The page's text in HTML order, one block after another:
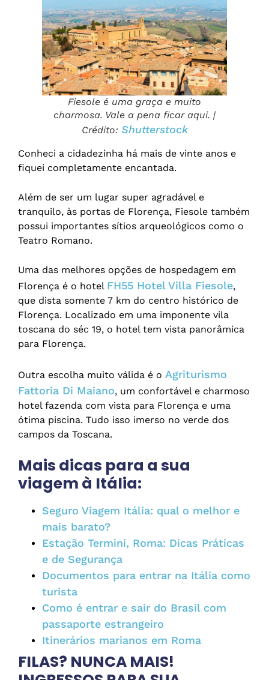
Fiesole é uma graça e muito
charmosa. Vale a pena ficar aqui. |
Crédito: Shutterstock
Conheci a cidadezinha há mais de vinte anos e
fiquei completamente encantada.
Além de ser um lugar super agradável e
tranquilo, às portas de Florença, Fiesole também
possui importantes sítios arqueológicos como o
Teatro Romano.
Uma das melhores opções de hospedagem em
Florença é o hotel FH55 Hotel Villa Fiesole,
que dista somente 7 km do centro histórico de
Florença. Localizado em uma imponente vila
toscana do séc 19, o hotel tem vista panorâmica
para Florença.
Outra escolha muito válida é o Agriturismo
Fattoria Di Maiano, um confortável e charmoso
hotel fazenda com vista para Florença e uma
ótima piscina. Tudo isso imerso no verde dos
campos da Toscana.
Mais dicas para a sua
viagem à Itália:
Seguro Viagem Itália: qual o melhor e
mais barato?
Estação Termini, Roma: Dicas Práticas
e de Segurança
Documentos para entrar na Itália como
turista
Como é entrar e sair do Brasil com
passaporte estrangeiro
Itinerários marianos em Roma
FILAS? NUNCA MAIS!